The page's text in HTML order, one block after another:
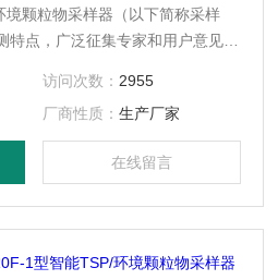
颗粒物采样器（以下简称采样
点，广泛征集专家和用户意见，
捕集环境大气中的总悬浮微粒
）或细颗粒（*PM2.5、PM5、
前计算机、传感器及新材料等领
访问次数： 2955
厂商性质： 生产厂家
在线留言